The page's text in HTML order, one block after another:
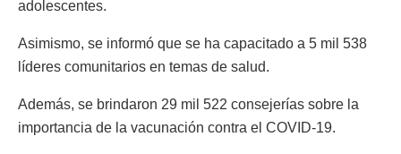
adolescentes.
Asimismo, se informó que se ha capacitado a 5 mil 538
líderes comunitarios en temas de salud.
Además, se brindaron 29 mil 522 consejerías sobre la
importancia de la vacunación contra el COVID-19.